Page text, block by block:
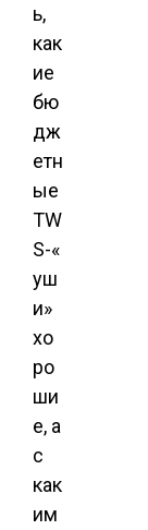
ь,
как
ие
бю
дж
етн
ые
TW
S-«
уш
и»
хо
ро
ши
е, а
с
как
им